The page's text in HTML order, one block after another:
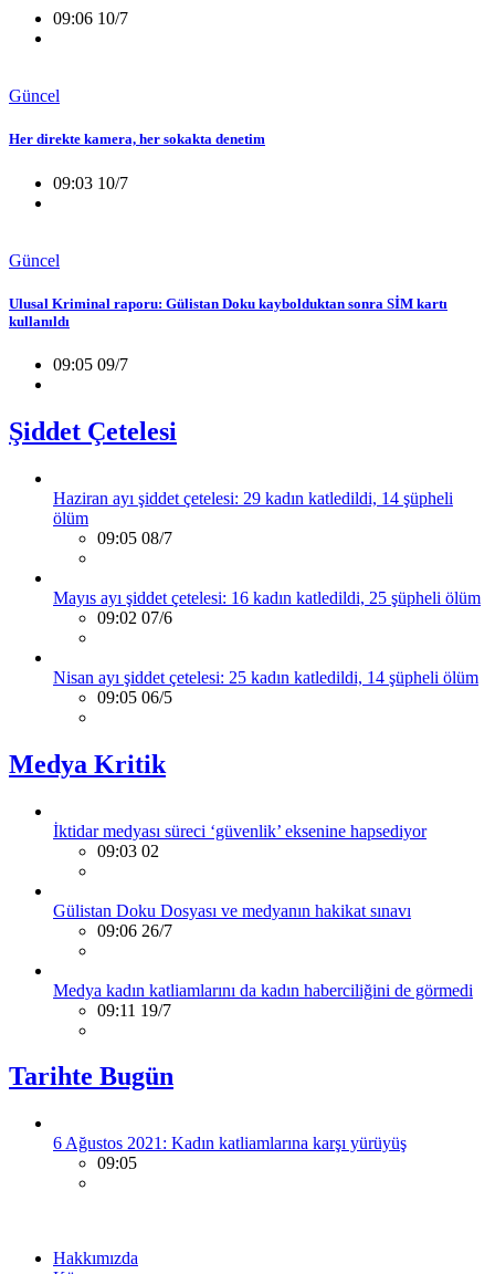
09:06 10/7
Güncel
Her direkte kamera, her sokakta denetim
09:03 10/7
Güncel
Ulusal Kriminal raporu: Gülistan Doku kaybolduktan sonra SİM kartı
kullanıldı
09:05 09/7
Şiddet Çetelesi
Haziran ayı şiddet çetelesi: 29 kadın katledildi, 14 şüpheli
ölüm
09:05 08/7
Mayıs ayı şiddet çetelesi: 16 kadın katledildi, 25 şüpheli ölüm
09:02 07/6
Nisan ayı şiddet çetelesi: 25 kadın katledildi, 14 şüpheli ölüm
09:05 06/5
Medya Kritik
İktidar medyası süreci ‘güvenlik’ eksenine hapsediyor
09:03 02
Gülistan Doku Dosyası ve medyanın hakikat sınavı
09:06 26/7
Medya kadın katliamlarını da kadın haberciliğini de görmedi
09:11 19/7
Tarihte Bugün
6 Ağustos 2021: Kadın katliamlarına karşı yürüyüş
09:05
Hakkımızda